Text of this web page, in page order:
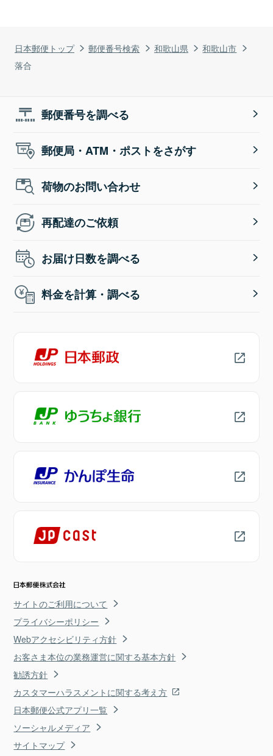
日本郵便トップ 郵便番号検索 和歌山県
和歌山市
落合
郵便番号を調べる
郵便局・ATM・ポストをさがす
荷物のお問い合わせ
再配達のご依頼
お届け日数を調べる
料金を計算・調べる
サイトのご利用について
プライバシーポリシー
Webアクセシビリティ方針
お客さま本位の業務運営に関する基本方針
勧誘方針
カスタマーハラスメントに関する考え方
日本郵便公式アプリ一覧
ソーシャルメディア
サイトマップ